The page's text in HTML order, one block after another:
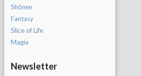
Shônen
Fantasy
Slice of Life
Magie
Newsletter